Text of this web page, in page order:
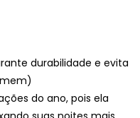
durabilidade e evita
do ano, pois ela